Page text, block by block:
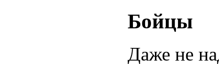
Бойцы
Даже не